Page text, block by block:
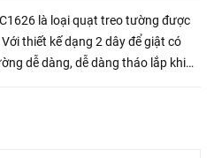
là loại quạt treo tường được
thiết kế dạng 2 dây để giật có
dễ dàng, dễ dàng tháo lắp khi